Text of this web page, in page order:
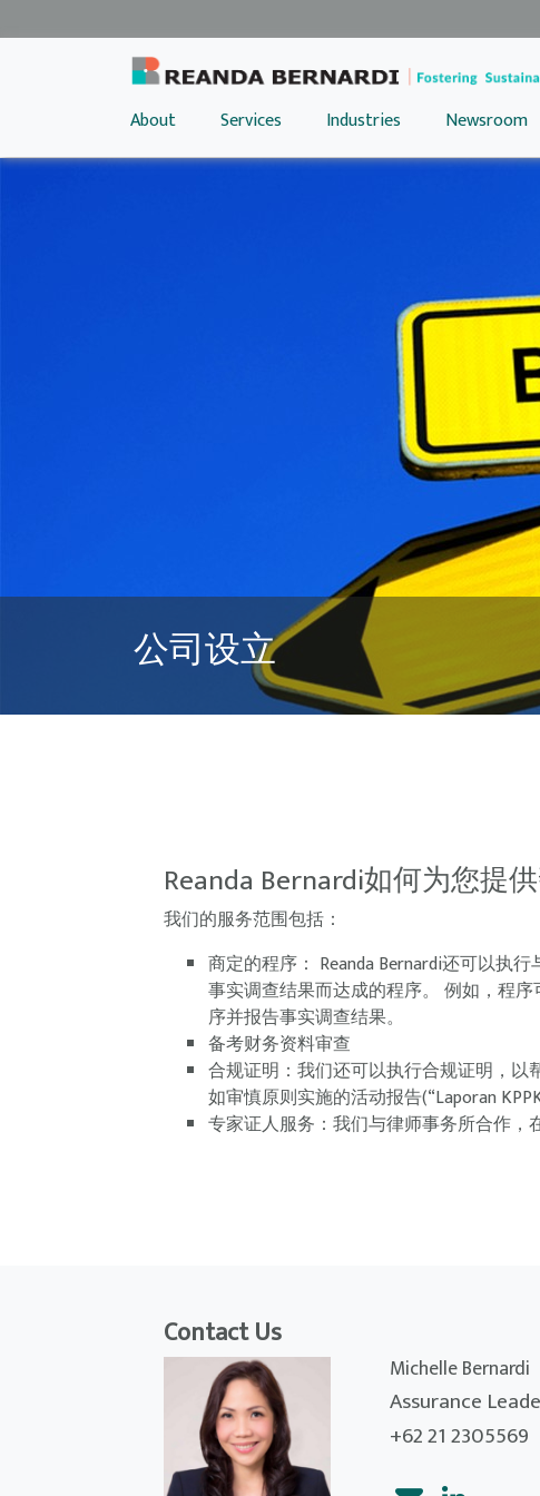
About Services Industries Newsroom
公司设立
Reanda Bernardi如何为您提
我们的服务范围包括：
商定的程序： Reanda Bernardi还可以执
事实调查结果而达成的程序。 例如，程
序并报告事实调查结果。
备考财务资料审查
合规证明：我们还可以执行合规证明，以
如审慎原则实施的活动报告(“Laporan
专家证人服务：我们与律师事务所合作，
Contact Us
Michelle Bernardi
Assurance
+62 21 2305569